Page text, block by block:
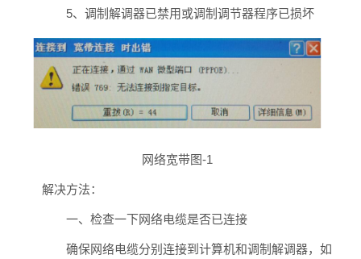
5、调制解调器已禁用或调制调节器程序已损坏
网络宽带图-1
解决方法：
一、检查一下网络电缆是否已连接
确保网络电缆分别连接到计算机和调制解调器，如